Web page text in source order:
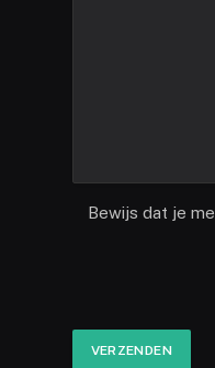
Bewijs dat je